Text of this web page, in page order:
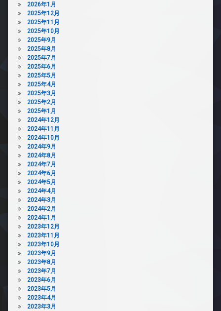
2026年1月
2025年12月
2025年11月
2025年10月
2025年9月
2025年8月
2025年7月
2025年6月
2025年5月
2025年4月
2025年3月
2025年2月
2025年1月
2024年12月
2024年11月
2024年10月
2024年9月
2024年8月
2024年7月
2024年6月
2024年5月
2024年4月
2024年3月
2024年2月
2024年1月
2023年12月
2023年11月
2023年10月
2023年9月
2023年8月
2023年7月
2023年6月
2023年5月
2023年4月
2023年3月